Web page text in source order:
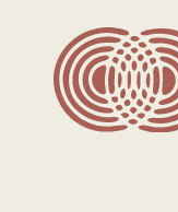
content